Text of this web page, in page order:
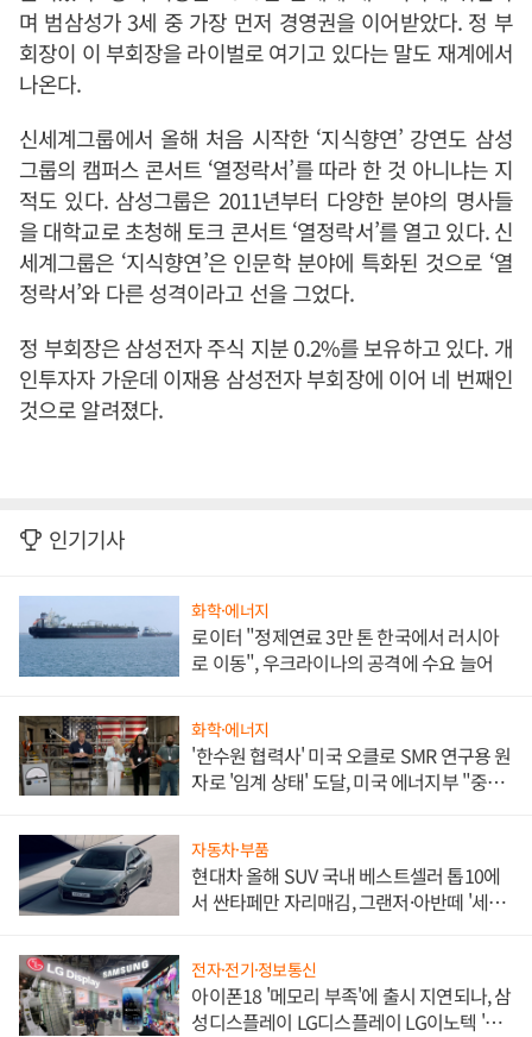
며 범삼성가 3세 중 가장 먼저 경영권을 이어받았다. 정 부
회장이 이 부회장을 라이벌로 여기고 있다는 말도 재계에서
나온다.
신세계그룹에서 올해 처음 시작한 ‘지식향연’ 강연도 삼성
그룹의 캠퍼스 콘서트 ‘열정락서’를 따라 한 것 아니냐는 지
적도 있다. 삼성그룹은 2011년부터 다양한 분야의 명사들
을 대학교로 초청해 토크 콘서트 ‘열정락서’를 열고 있다. 신
세계그룹은 ‘지식향연’은 인문학 분야에 특화된 것으로 ‘열
정락서’와 다른 성격이라고 선을 그었다.
정 부회장은 삼성전자 주식 지분 0.2%를 보유하고 있다. 개
인투자자 가운데 이재용 삼성전자 부회장에 이어 네 번째인
것으로 알려졌다.
인기기사
화학·에너지
로이터 "정제연료 3만 톤 한국에서 러시아
로 이동", 우크라이나의 공격에 수요 늘어
화학·에너지
'한수원 협력사' 미국 오클로 SMR 연구용 원
자로 '임계 상태' 도달, 미국 에너지부 "중요
자동차·부품
현대차 올해 SUV 국내 베스트셀러 톱10에
서 싼타페만 자리매김, 그랜저·아반떼 '세단
전자·전기·정보통신
아이폰18 '메모리 부족'에 출시 지연되나, 삼
성디스플레이 LG디스플레이 LG이노텍 '탈